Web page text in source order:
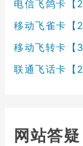
电信飞鸽卡【
移动飞雀卡【
移动飞转卡【
联通飞话卡【
网站答疑